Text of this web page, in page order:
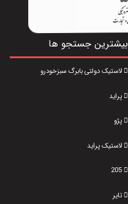
بیشترین جستجو ها
لاستیک دولتی بابرگ سبزخودرو
پراید
پژو
لاستیک پراید
205
تایر